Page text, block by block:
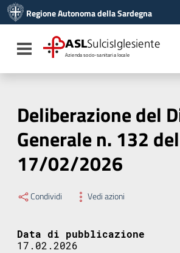
Vai al menu di navigazione
Vai al footer
Regione Autonoma della Sardegna
Toggle navigation
ASLSulcisIglesiente
Azienda socio-sanitaria locale
Deliberazione del
Generale n. 132 del
17/02/2026
Condividi Vedi azioni
Data di pubblicazione
17.02.2026